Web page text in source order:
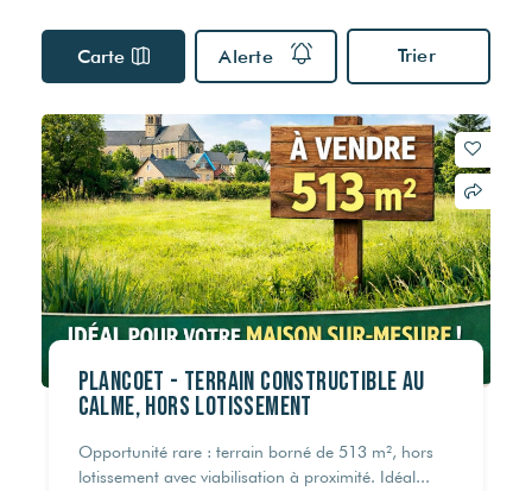
VOTRE FINANCEMENT
Simulateur de crédit
Estimation capacité d'endettement
Estimation des frais de notaire
DPE & DIAGNOSTICS
Audit énergétique
Assainissement
ESTIMER MON BIEN
RECRUTEMENT
© Maison Rouge 2026
Carte Alerte Trier
Plancoët - Terrain constructible au
calme, hors lotissement
Opportunité rare : terrain borné de 513 m², hors
lotissement avec viabilisation à proximité. Idéal...